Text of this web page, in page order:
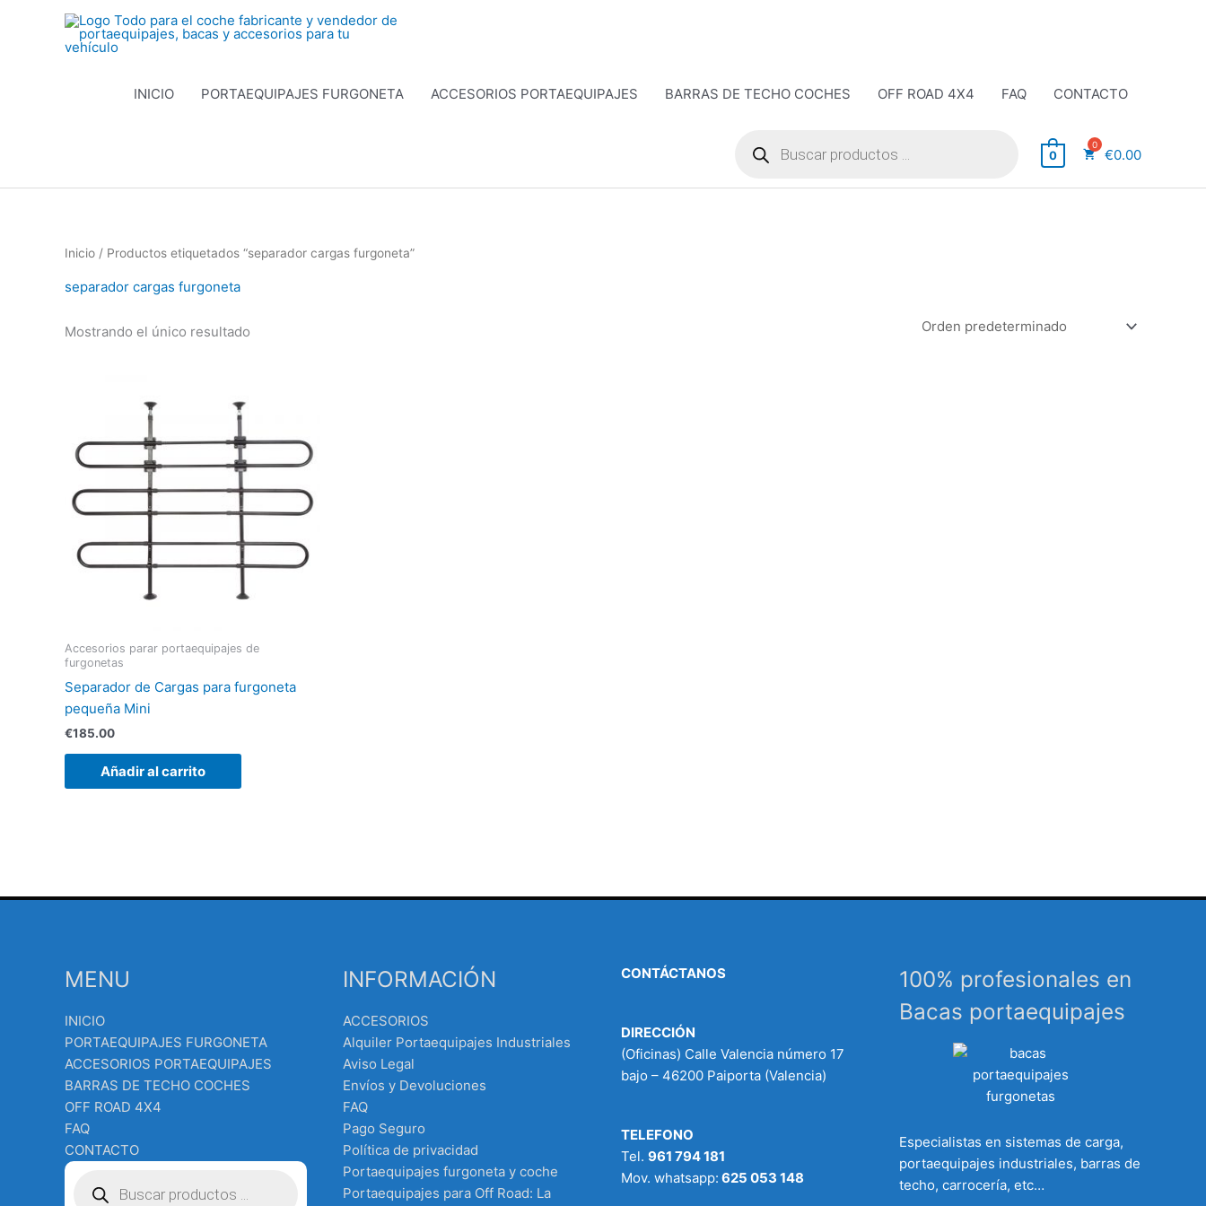
INICIO PORTAEQUIPAJES FURGONETA ACCESORIOS PORTAEQUIPAJES BARRAS DE TECHO COCHES OFF ROAD 4X4 FAQ
CONTACTO
productos 0 €0.00
Inicio / Productos etiquetados “separador cargas furgoneta”
separador cargas furgoneta
Mostrando el único resultado
Accesorios parar portaequipajes de
furgonetas
Separador de Cargas para furgoneta
pequeña Mini
€185.00
Añadir al carrito
MENU
INICIO
PORTAEQUIPAJES FURGONETA
ACCESORIOS PORTAEQUIPAJES
BARRAS DE TECHO COCHES
OFF ROAD 4X4
FAQ
CONTACTO
productos
INFORMACIÓN
ACCESORIOS
Alquiler Portaequipajes Industriales
Aviso Legal
Envíos y Devoluciones
FAQ
Pago Seguro
Política de privacidad
Portaequipajes furgoneta y coche
Portaequipajes para Off Road: La
CONTÁCTANOS
DIRECCIÓN
(Oficinas) Calle Valencia número 17
bajo – 46200 Paiporta (Valencia)
TELEFONO
Tel. 961 794 181
Mov. whatsapp: 625 053 148
100% profesionales en
Bacas portaequipajes
Especialistas en sistemas de carga,
portaequipajes industriales, barras de
techo, carrocería, etc…